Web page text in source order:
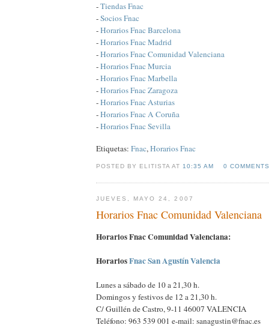
-Tiendas Fnac
-Socios Fnac
-Horarios Fnac Barcelona
-Horarios Fnac Madrid
-Horarios Fnac Comunidad Valenciana
-Horarios Fnac Murcia
-Horarios Fnac Marbella
-Horarios Fnac Zaragoza
-Horarios Fnac Asturias
-Horarios Fnac A Coruña
-Horarios Fnac Sevilla
Etiquetas: Fnac,Horarios Fnac
POSTED BY ELITISTA AT10:35 AM 0 COMMENTS
JUEVES, MAYO 24, 2007
Horarios Fnac Comunidad Valenciana
Horarios Fnac Comunidad Valenciana:
HorariosFnac San Agustín Valencia
Lunes a sábado de 10 a 21,30 h.
Domingos y festivos de 12 a 21,30 h.
C/ Guillén de Castro, 9-11 46007 VALENCIA
Teléfono: 963 539 001 e-mail: sanagustin@fnac.es